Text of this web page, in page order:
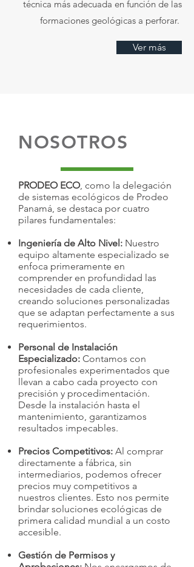
técnica más adecuada en función de las
formaciones geológicas a perforar.
Ver más
NOSOTROS
PRODEO ECO, como la delegación
de sistemas ecológicos de Prodeo
Panamá, se destaca por cuatro
pilares fundamentales:
Ingeniería de Alto Nivel: Nuestro
equipo altamente especializado se
enfoca primeramente en
comprender en profundidad las
necesidades de cada cliente,
creando soluciones personalizadas
que se adaptan perfectamente a sus
requerimientos.
Personal de Instalación
Especializado: Contamos con
profesionales experimentados que
llevan a cabo cada proyecto con
precisión y procedimentación.
Desde la instalación hasta el
mantenimiento, garantizamos
resultados impecables.
Precios Competitivos: Al comprar
directamente a fábrica, sin
intermediarios, podemos ofrecer
precios muy competitivos a
nuestros clientes. Esto nos permite
brindar soluciones ecológicas de
primera calidad mundial a un costo
accesible.
Gestión de Permisos y